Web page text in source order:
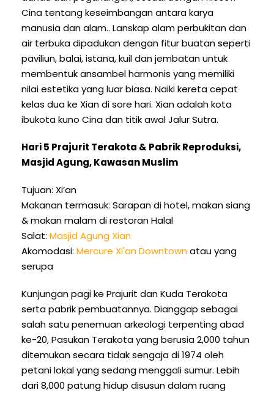
Cina tentang keseimbangan antara karya
manusia dan alam.. Lanskap alam perbukitan dan
air terbuka dipadukan dengan fitur buatan seperti
paviliun, balai, istana, kuil dan jembatan untuk
membentuk ansambel harmonis yang memiliki
nilai estetika yang luar biasa. Naiki kereta cepat
kelas dua ke Xian di sore hari. Xian adalah kota
ibukota kuno Cina dan titik awal Jalur Sutra.
Hari 5 Prajurit Terakota & Pabrik Reproduksi,
Masjid Agung, Kawasan Muslim
Tujuan: Xi’an
Makanan termasuk: Sarapan di hotel, makan siang
& makan malam di restoran Halal
Salat: Masjid Agung Xian
Akomodasi: Mercure Xi'an Downtownatau yang
serupa
Kunjungan pagi ke Prajurit dan Kuda Terakota
serta pabrik pembuatannya. Dianggap sebagai
salah satu penemuan arkeologi terpenting abad
ke-20, Pasukan Terakota yang berusia 2,000 tahun
ditemukan secara tidak sengaja di 1974 oleh
petani lokal yang sedang menggali sumur. Lebih
dari 8,000 patung hidup disusun dalam ruang